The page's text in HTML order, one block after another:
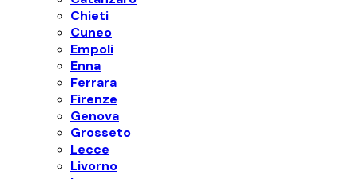
Chieti
Cuneo
Empoli
Enna
Ferrara
Firenze
Genova
Grosseto
Lecce
Livorno